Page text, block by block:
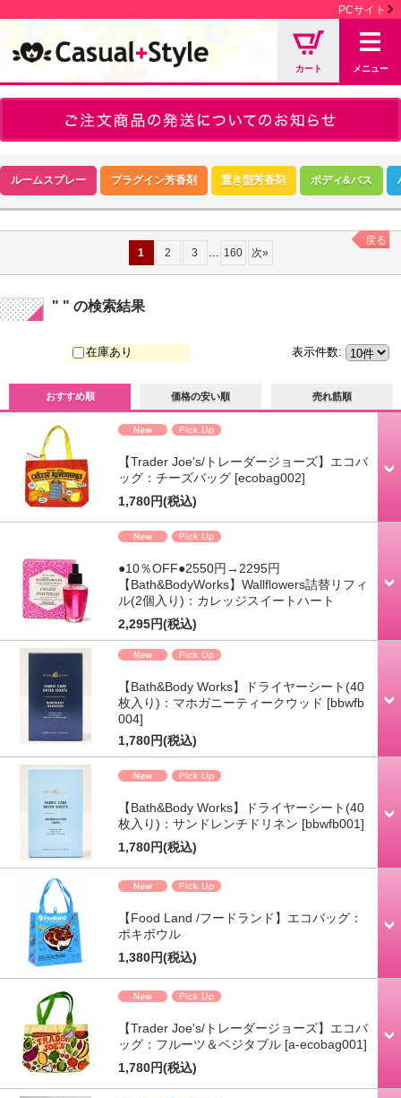
PCサイト
カート メニュー
ルームスプレー プラグイン芳香剤 置き型芳香剤 ボディ&バス
" " の検索結果
戻る
おすすめ順 価格の安い順 売れ筋順
表示件数:
在庫あり
1 2 3 160 次»
【Trader Joe's/トレーダージョーズ】エコバ
ッグ：チーズバッグ [ecobag002]
1,780円(税込)
●10％OFF●2550円→2295円
【Bath&BodyWorks】Wallflowers詰替リフィ
ル(2個入り)：カレッジスイートハート
2,295円(税込)
【Bath&Body Works】ドライヤーシート(40
枚入り)：マホガニーティークウッド [bbwfb
004]
1,780円(税込)
【Bath&Body Works】ドライヤーシート(40
枚入り)：サンドレンチドリネン [bbwfb001]
1,780円(税込)
【Food Land /フードランド】エコバッグ：
ポキボウル
1,380円(税込)
【Trader Joe's/トレーダージョーズ】エコバ
ッグ：フルーツ＆ベジタブル [a-ecobag001]
1,780円(税込)